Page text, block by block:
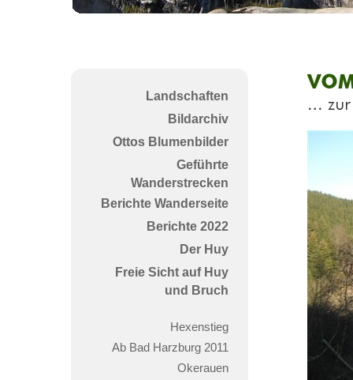
Landschaften
Bildarchiv
Ottos Blumenbilder
Geführte
Wanderstrecken
Berichte Wanderseite
Berichte 2022
Der Huy
Freie Sicht auf Huy
und Bruch
Hexenstieg
Ab Bad Harzburg 2011
Okerauen
Vom
zur